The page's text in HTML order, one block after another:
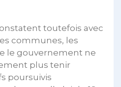
toutefois avec
communes, les
le gouvernement ne
plus tenir
poursuivis